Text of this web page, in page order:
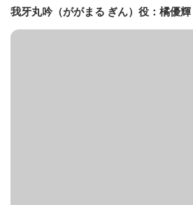
我牙丸吟（ががまる ぎん）役：橘優輝